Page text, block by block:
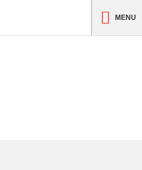
MENU